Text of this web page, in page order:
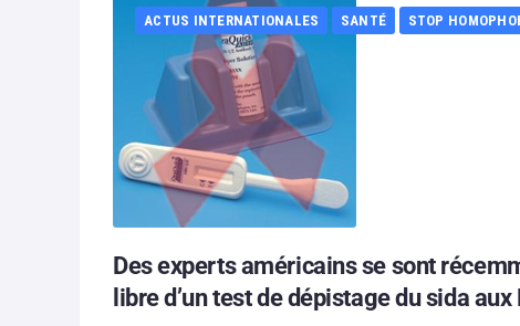
ACTUS INTERNATIONALES SANTÉ STOP
Des experts américains se sont
libre d’un test de dépistage du sida